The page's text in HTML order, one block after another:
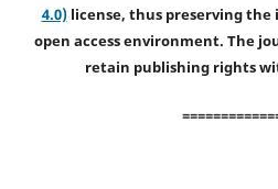
4.0)license, thus preserving
open access environment. The
retain publishing rights